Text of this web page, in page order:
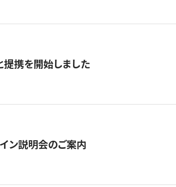
携を開始しました
ン説明会のご案内